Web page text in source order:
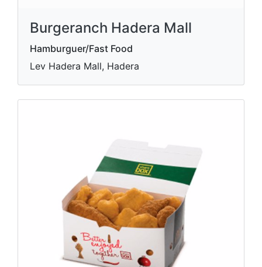
Burgeranch Hadera Mall
Hamburguer/Fast Food
Lev Hadera Mall, Hadera